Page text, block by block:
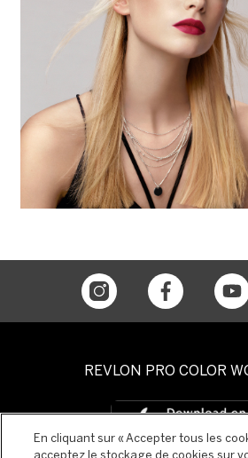
REVLON PRO COLOR
En cliquant sur « Accepter tous les